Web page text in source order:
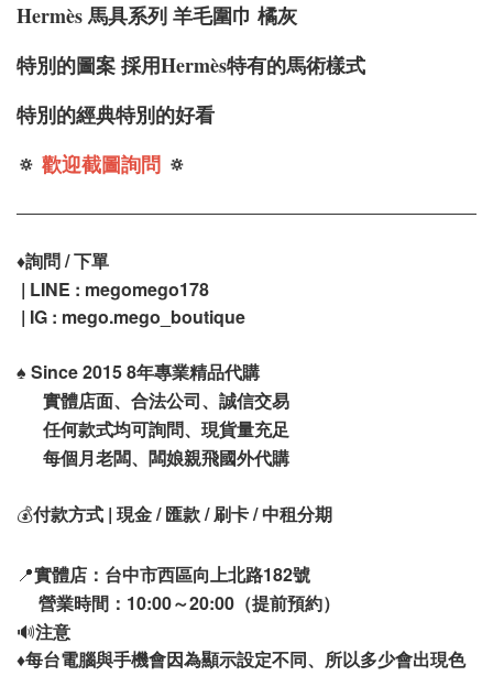
Hermès 馬具系列 羊毛圍巾 橘灰
特別的圖案 採用Hermès特有的馬術樣式
特別的經典特別的好看
🔅 歡迎截圖詢問 🔅
♦️詢問 / 下單
| LINE : megomego178
| IG : mego.mego_boutique
♠️ Since 2015 8年專業精品代購
實體店面、合法公司、誠信交易
任何款式均可詢問、現貨量充足
每個月老闆、闆娘親飛國外代購
💰付款方式 | 現金 / 匯款 / 刷卡 / 中租分期
📍實體店：台中市西區向上北路182號
營業時間：10:00～20:00（提前預約）
🔊注意
♦️每台電腦與手機會因為顯示設定不同、所以多少會出現色